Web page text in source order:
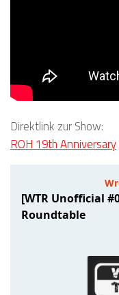
Direktlink zur Show:
ROH 19th Anniversary